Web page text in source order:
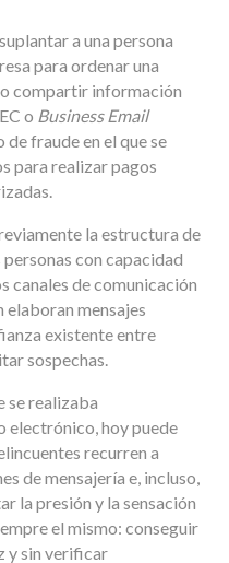
a una persona
para ordenar una
compartir información
o Business Email
de fraude en el que se
para realizar pagos
la estructura de
con capacidad
canales de comunicación
mensajes
existente entre
sospechas.
se realizaba
electrónico, hoy puede
recurren a
de mensajería e, incluso,
la presión y la sensación
el mismo: conseguir
y sin verificar